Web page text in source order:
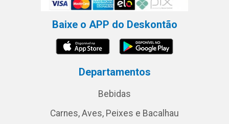
Baixe o APP do Deskontão
Departamentos
Bebidas
Carnes, Aves, Peixes e Bacalhau